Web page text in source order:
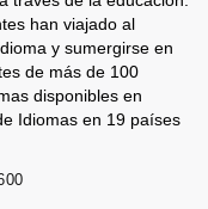
han viajado al
y sumergirse en
de más de 100
disponibles en
Idiomas en 19 países